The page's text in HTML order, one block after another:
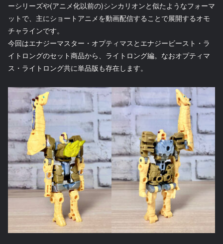
ーシリーズや(アニメ化以前の)シンカリオンと似たようなフォーマ
ットで、主にショートアニメを動画配信することで展開するオモ
チャラインです。
今回はエナジーマスター・オプティマスとエナジービースト・ラ
イトロングのセット商品から、ライトロング編。なおオプティマ
ス・ライトロング共に単品版も存在します。